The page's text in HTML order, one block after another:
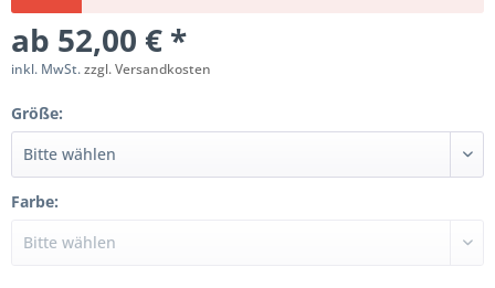
ab 52,00 € *
inkl. MwSt.zzgl. Versandkosten
Größe:
Farbe: